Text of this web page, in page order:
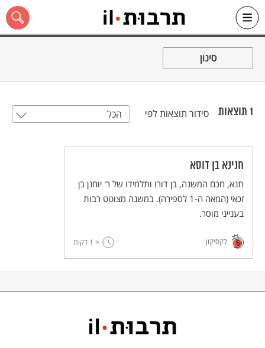
Skip
כל האתר
סינון
1 תוצאות סידור תוצאות לפי הכל
חנינא בן דוסא
תנא, חכם המשנה, בן דורו ותלמידו של ר' יוחנן בן
זכאי (המאה ה-1 לספירה). במשנה מצוטט רבות
בענייני מוסר.
לקסיקון < 1 דקות